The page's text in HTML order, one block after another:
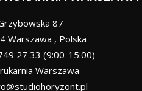
87
Warszawa , Polska
27 33 (9:00-15:00)
Warszawa